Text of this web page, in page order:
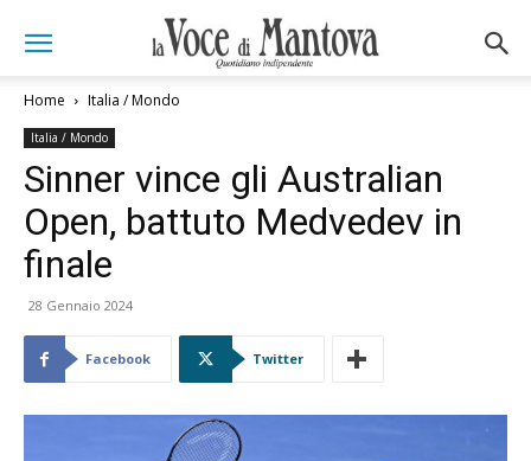
Home Italia / Mondo
Italia / Mondo
Sinner vince gli Australian
Open, battuto Medvedev in
finale
28 Gennaio 2024
Facebook Twitter